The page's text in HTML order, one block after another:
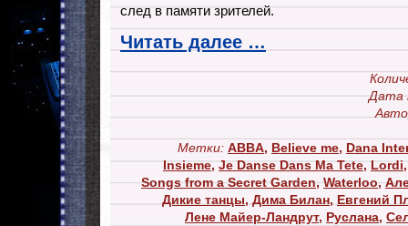
след в памяти зрителей.
Читать далее …
Дата
Метки: ABBA, Believe me, Dana
Insieme,Je Danse Dans Ma Tete,Lordi
Songs from a Secret Garden,Waterloo,
Дикие танцы, Дима Билан, Евгений
Лене Майер-Ландрут, Руслана,